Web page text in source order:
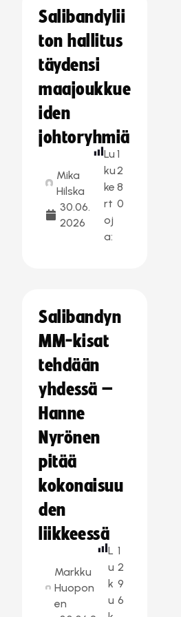
Salibandylii
ton hallitus
täydensi
maajoukkue
iden
johtoryhmiä
Mika
Hilska
30.06.
2026
Lu
ku
ke
rt
oj
a:
1
2
8
0
Salibandyn
MM-kisat
tehdään
yhdessä –
Hanne
Nyrönen
pitää
kokonaisuu
den
liikkeessä
Markku
Huopon
en
L
u
k
u
1
2
9
6